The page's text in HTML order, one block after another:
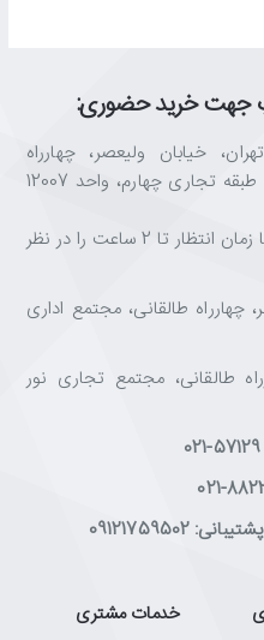
جهت خرید حضوری:
خیابان ولیعصر، چهارراه
طالقانی، مجتمع تجاری نور تهران، طبقه تجاری چهارم، واحد 12007
(به علت حجم بالای سفارشات، حتما زمان انتظار تا 2 ساعت را در نظر
چهارراه طالقانی، مجتمع اداری
طالقانی، مجتمع تجاری نور
خدمات مشتری